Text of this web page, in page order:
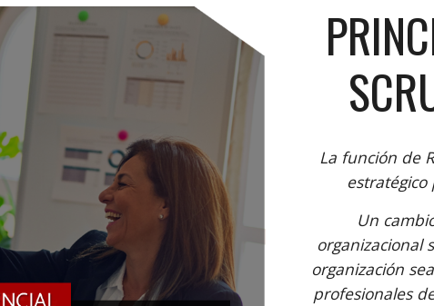
La función de
Un
organizacional
organización
profesionales